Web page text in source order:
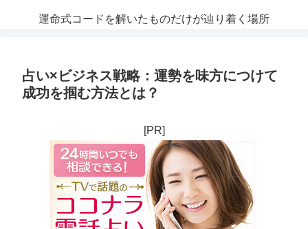
運命式コードを解いたものだけが辿り着く場所
占い×ビジネス戦略：運勢を味方につけて
成功を掴む方法とは？
[PR]